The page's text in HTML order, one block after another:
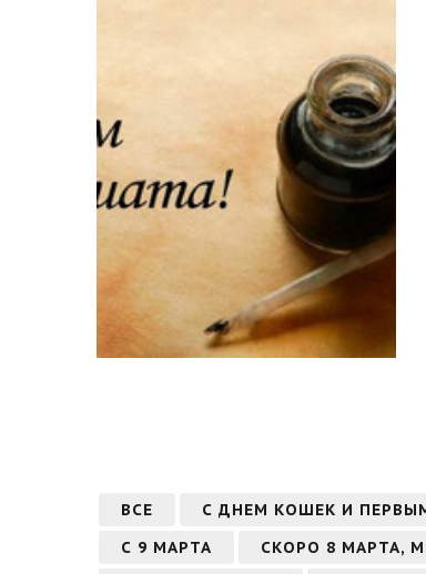
ВСЕ С ДНЕМ КОШЕК И
С 9 МАРТА
СКОРО 8 МАРТА,